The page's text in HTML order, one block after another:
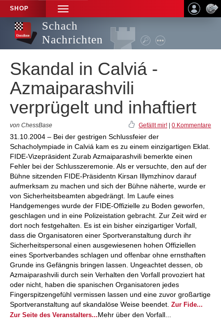
SHOP
TOGGLE
NAVIGATION
Schach
Nachrichten
Skandal in Calviá -
Azmaiparashvili
verprügelt und inhaftiert
von ChessBase Gefällt mir! 0 Kommentare
31.10.2004 – Bei der gestrigen Schlussfeier der
Schacholympiade in Calviá kam es zu einem einzigartigen Eklat.
FIDE-Vizepräsident Zurab Azmaiparashvili bemerkte einen
Fehler bei der Schlusszeremonie. Als er versuchte, den auf der
Bühne sitzenden FIDE-Präsidentn Kirsan Illymzhinov darauf
aufmerksam zu machen und sich der Bühne näherte, wurde er
von Sicherheitsbeamten abgedrängt. Im Laufe eines
Handgemenges wurde der FIDE-Offizielle zu Boden geworfen,
geschlagen und in eine Polizeistation gebracht. Zur Zeit wird er
dort noch festgehalten. Es ist ein bisher einzigartiger Vorfall,
dass die Organisatoren einer Sportveranstaltung durch ihr
Sicherheitspersonal einen ausgewiesenen hohen Offiziellen
eines Sportverbandes schlagen und offenbar ohne ernsthaften
Grunde ins Gefängnis bringen lassen. Ungeachtet dessen, ob
Azmaiparashvili durch sein Verhalten den Vorfall provoziert hat
oder nicht, haben die spanischen Organisatoren jedes
Fingerspitzengefühl vermissen lassen und eine zuvor großartige
Sportveranstaltung auf skandalöse Weise beendet. Zur Fide...
Zur Seite des Veranstalters...Mehr über den Vorfall...